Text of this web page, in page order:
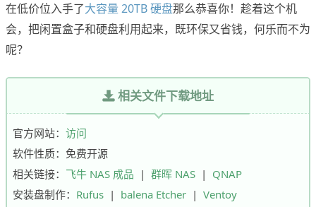
在低价位入手了大容量 20TB 硬盘那么恭喜你！趁着这个机
会，把闲置盒子和硬盘利用起来，既环保又省钱，何乐而不为
呢？
相关文件下载地址
官方网站： 访问
软件性质：免费开源
相关链接： 飞牛 NAS 成品 | 群晖 NAS | QNAP
安装盘制作： Rufus | balena Etcher | Ventoy